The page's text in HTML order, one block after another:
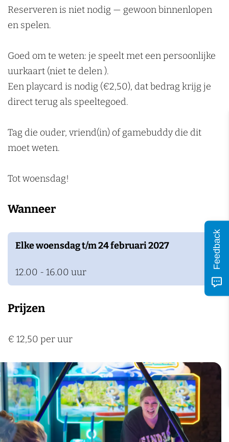
t
e
A
r
c
d
u
u
r
e
A
c
e
Reserveren is niet nodig — gewoon binnenlopen
en spelen.
Goed om te weten: je speelt met een persoonlijke
uurkaart (niet te delen ).
Een playcard is nodig (€2,50), dat bedrag krijg je
direct terug als speeltegoed.
Tag die ouder, vriend(in) of gamebuddy die dit
moet weten.
Tot woensdag!
Wanneer
Elke woensdag t/m 24 februari 2027
12.00 - 16.00 uur
Prijzen
€ 12,50 per uur
Feedback